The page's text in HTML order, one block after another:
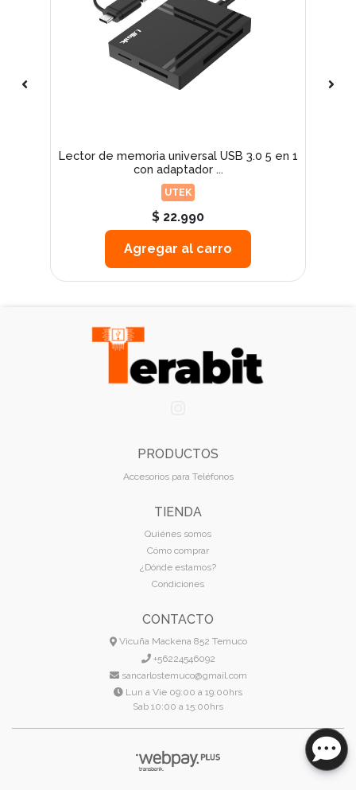
Lector de memoria universal USB 3.0 5 en 1
con adaptador ...
UTEK
$ 22.990
Agregar al carro
PRODUCTOS
Accesorios para Teléfonos
TIENDA
Quiénes somos
Cómo comprar
¿Dónde estamos?
Condiciones
CONTACTO
Vicuña Mackena 852 Temuco
+56224546092
sancarlostemuco@gmail.com
Lun a Vie 09:00 a 19:00hrs
Sab 10:00 a 15:00hrs